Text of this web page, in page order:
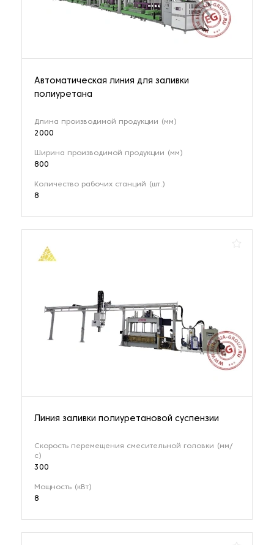
Автоматическая линия для заливки
полиуретана
Длина производимой продукции (мм)
2000
Ширина производимой продукции (мм)
800
Количество рабочих станций (шт.)
8
Линия заливки полиуретановой суспензии
Скорость перемещения смесительной головки (мм/
с)
300
Мощность (кВт)
8